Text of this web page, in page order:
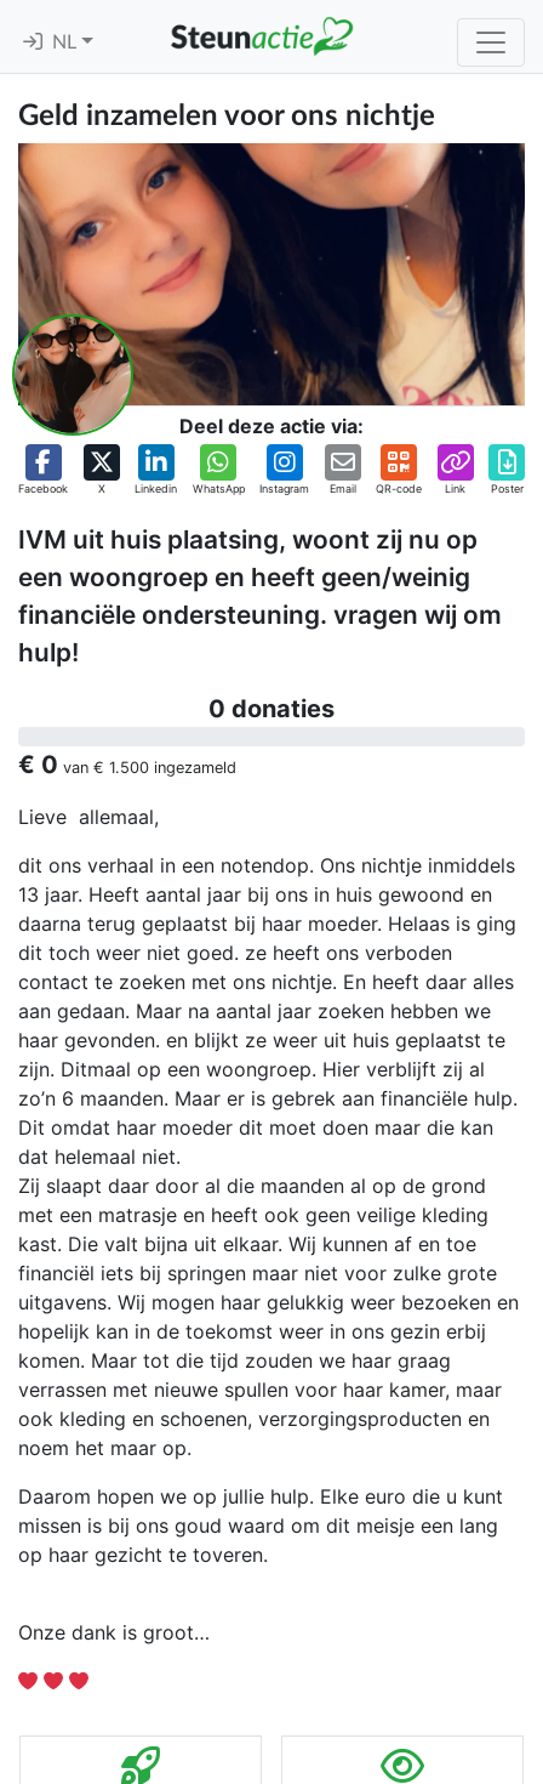
NL
Geld inzamelen voor ons nichtje
Deel deze actie via:
Facebook X Linkedin WhatsApp Instagram Email QR-code Link Poster
IVM uit huis plaatsing, woont zij nu op
een woongroep en heeft geen/weinig
financiële ondersteuning. vragen wij om
hulp!
0 donaties
€ 0 van € 1.500 ingezameld
Lieve allemaal,
dit ons verhaal in een notendop. Ons nichtje inmiddels
13 jaar. Heeft aantal jaar bij ons in huis gewoond en
daarna terug geplaatst bij haar moeder. Helaas is ging
dit toch weer niet goed. ze heeft ons verboden
contact te zoeken met ons nichtje. En heeft daar alles
aan gedaan. Maar na aantal jaar zoeken hebben we
haar gevonden. en blijkt ze weer uit huis geplaatst te
zijn. Ditmaal op een woongroep. Hier verblijft zij al
zo’n 6 maanden. Maar er is gebrek aan financiële hulp.
Dit omdat haar moeder dit moet doen maar die kan
dat helemaal niet.
Zij slaapt daar door al die maanden al op de grond
met een matrasje en heeft ook geen veilige kleding
kast. Die valt bijna uit elkaar. Wij kunnen af en toe
financiël iets bij springen maar niet voor zulke grote
uitgavens. Wij mogen haar gelukkig weer bezoeken en
hopelijk kan in de toekomst weer in ons gezin erbij
komen. Maar tot die tijd zouden we haar graag
verrassen met nieuwe spullen voor haar kamer, maar
ook kleding en schoenen, verzorgingsproducten en
noem het maar op.
Daarom hopen we op jullie hulp. Elke euro die u kunt
missen is bij ons goud waard om dit meisje een lang
op haar gezicht te toveren.
Onze dank is groot…